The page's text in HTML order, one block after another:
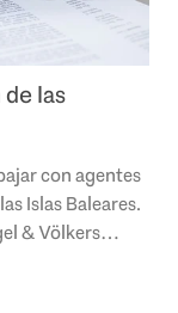
las
con agentes
Islas Baleares.
& Völkers